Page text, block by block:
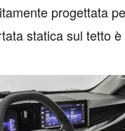
progettata
statica sul tetto